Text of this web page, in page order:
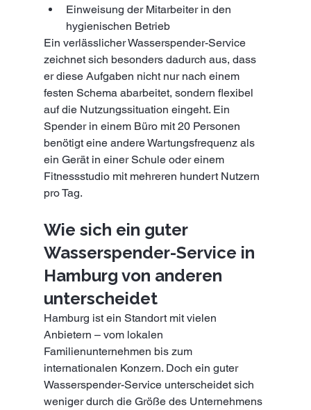
Einweisung der Mitarbeiter in den
hygienischen Betrieb
Ein verlässlicher Wasserspender-Service
zeichnet sich besonders dadurch aus, dass
er diese Aufgaben nicht nur nach einem
festen Schema abarbeitet, sondern flexibel
auf die Nutzungssituation eingeht. Ein
Spender in einem Büro mit 20 Personen
benötigt eine andere Wartungsfrequenz als
ein Gerät in einer Schule oder einem
Fitnessstudio mit mehreren hundert Nutzern
pro Tag.
Wie sich ein guter
Wasserspender-Service in
Hamburg von anderen
unterscheidet
Hamburg ist ein Standort mit vielen
Anbietern – vom lokalen
Familienunternehmen bis zum
internationalen Konzern. Doch ein guter
Wasserspender-Service unterscheidet sich
weniger durch die Größe des Unternehmens